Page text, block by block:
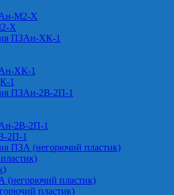
М2-Х
Х
ПЗАн-ХК-1
ХК-1
1
ПЗАн-2В-2П-1
2В-2П-1
2П-1
ПЗА (негорючий пластик)
(негорючий пластик)
пластик)